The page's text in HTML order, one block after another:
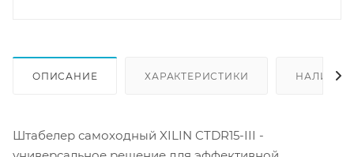
ОПИСАНИЕ ХАРАКТЕРИСТИКИ
Штабелер самоходный XILIN CTDR15-III -